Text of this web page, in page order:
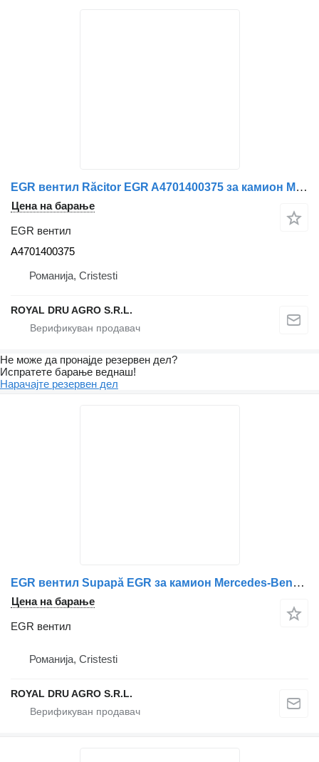
EGR вентил Răcitor EGR A4701400375 за камион Mercedes-Benz – 4701400375
Цена на барање
EGR вентил
A4701400375
Романија, Cristesti
ROYAL DRU AGRO S.R.L.
Не може да пронајде резервен дел?
Испратете барање веднаш!
Нарачајте резервен дел
EGR вентил Supapă EGR за камион Mercedes-Benz A4470700606/A4470710410/A4470710310
Цена на барање
EGR вентил
Романија, Cristesti
ROYAL DRU AGRO S.R.L.